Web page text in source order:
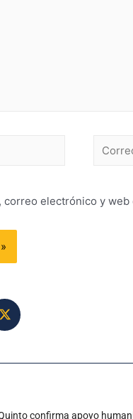
correo electrónico y
confirma apoyo